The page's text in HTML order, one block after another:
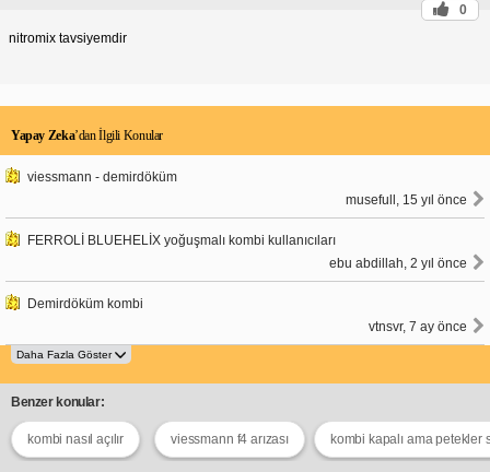
0
nitromix tavsiyemdir
Yapay Zeka’dan İlgili Konular
viessmann - demirdöküm
musefull, 15 yıl önce
FERROLİ BLUEHELİX yoğuşmalı kombi kullanıcıları
ebu abdillah, 2 yıl önce
Demirdöküm kombi
vtnsvr, 7 ay önce
Benzer konular:
kombi nasıl açılır viessmann f4 arızası kombi kapalı ama petekler